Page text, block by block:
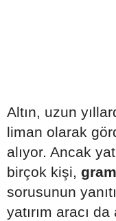
Altın, uzun
liman olarak
alıyor. Ancak
birçok kişi,
sorusunun
yatırım aracı